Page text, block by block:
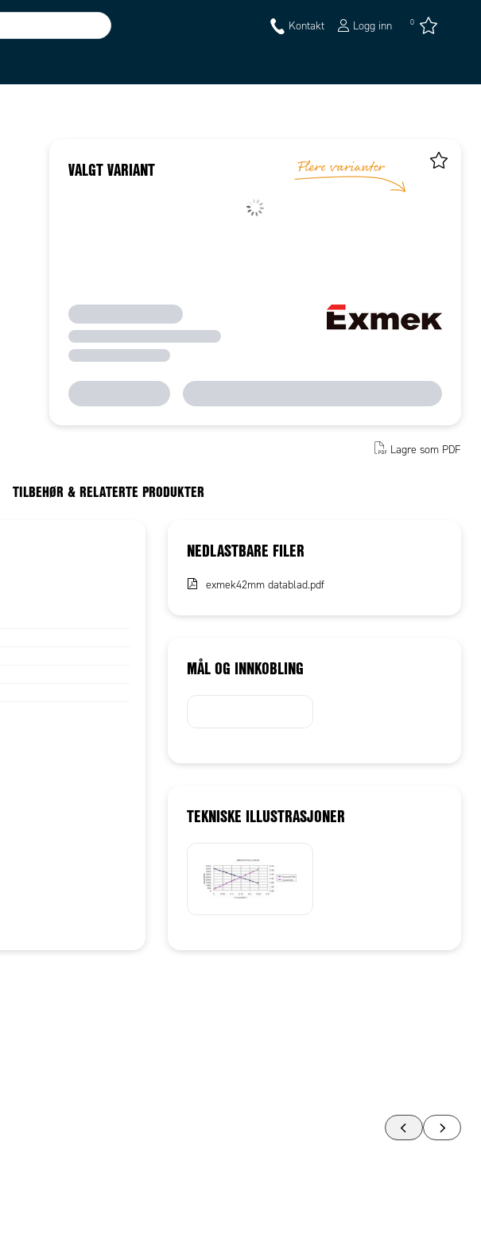
Kontakt Logg inn 0
VALGT VARIANT
Lagre som PDF
TILBEHØR & RELATERTE PRODUKTER
NEDLASTBARE FILER
exmek42mm datablad.pdf
MÅL OG INNKOBLING
TEKNISKE ILLUSTRASJONER